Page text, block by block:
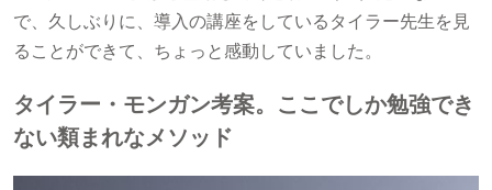
で、久しぶりに、導入の講座をしているタイラー先生を見
ることができて、ちょっと感動していました。
タイラー・モンガン考案。ここでしか勉強でき
ない類まれなメソッド